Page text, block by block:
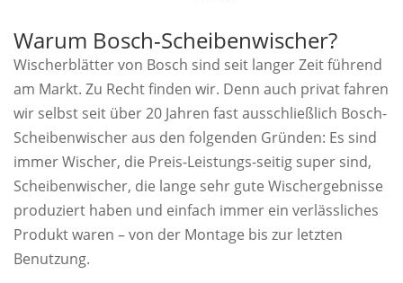
Warum Bosch-Scheibenwischer?
Wischerblätter von Bosch sind seit langer Zeit führend
am Markt. Zu Recht finden wir. Denn auch privat fahren
wir selbst seit über 20 Jahren fast ausschließlich Bosch-
Scheibenwischer aus den folgenden Gründen: Es sind
immer Wischer, die Preis-Leistungs-seitig super sind,
Scheibenwischer, die lange sehr gute Wischergebnisse
produziert haben und einfach immer ein verlässliches
Produkt waren – von der Montage bis zur letzten
Benutzung.